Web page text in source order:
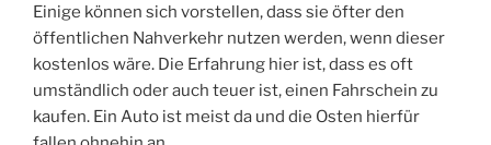
Einige können sich vorstellen, dass sie öfter den
öffentlichen Nahverkehr nutzen werden, wenn dieser
kostenlos wäre. Die Erfahrung hier ist, dass es oft
umständlich oder auch teuer ist, einen Fahrschein zu
kaufen. Ein Auto ist meist da und die Osten hierfür